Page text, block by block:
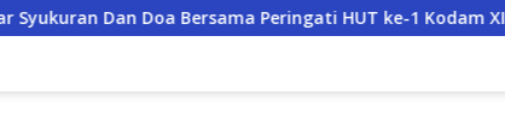
Peringati HUT ke-1 Kodam XIX/Tuanku Tambusai